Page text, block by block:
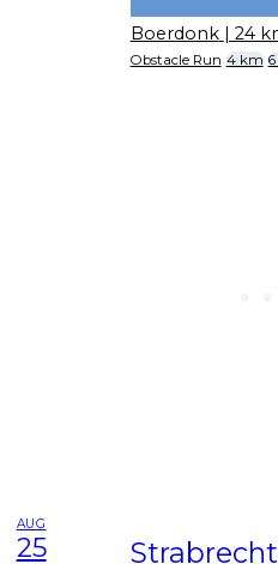
Boerdonk | 24
Obstacle Run 4 km
AUG
25